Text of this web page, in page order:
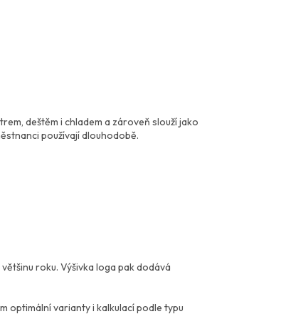
deštěm i chladem a zároveň slouží jako
používají dlouhodobě.
roku. Výšivka loga pak dodává
optimální varianty i kalkulací podle typu